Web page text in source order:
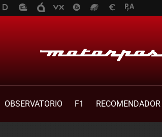
OBSERVATORIO F1